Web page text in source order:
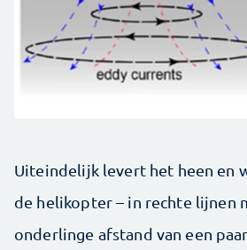
Uiteindelijk levert het heen en
de helikopter – in rechte lijnen
onderlinge afstand van een